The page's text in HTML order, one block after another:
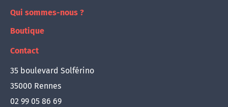
Qui sommes-nous ?
Boutique
Contact
35 boulevard Solférino
35000 Rennes
02 99 05 86 69